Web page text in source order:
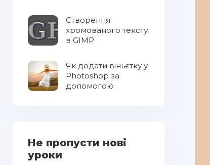
Створення
хромованого тексту
в GIMP
Як додати віньєтку у
Photoshop за
допомогою
Не пропусти нові
уроки